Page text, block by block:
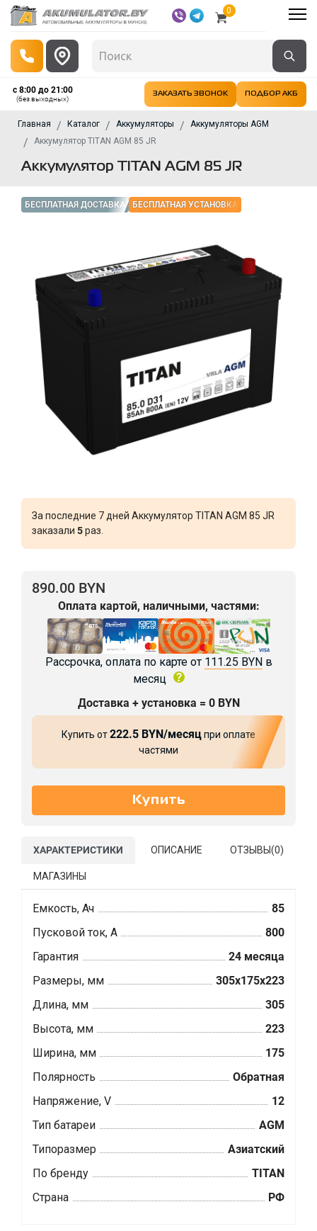
0
с 8:00 до 21:00
(без выходных)
ЗАКАЗАТЬ ЗВОНОК ПОДБОР АКБ
Главная Каталог Аккумуляторы
Аккумуляторы AGM
Аккумулятор TITAN AGM 85 JR
Аккумулятор TITAN AGM 85 JR
БЕСПЛАТНАЯ ДОСТАВКА БЕСПЛАТНАЯ УСТАНОВКА
За последние 7 дней Аккумулятор TITAN AGM 85 JR
заказали 5раз.
890.00 BYN
Оплата картой, наличными, частями:
Рассрочка, оплата по карте от 111.25 BYN в
месяц
Доставка + установка = 0 BYN
Купить от222.5 BYN/месяцпри оплате
частями
ХАРАКТЕРИСТИКИ ОПИСАНИЕ ОТЗЫВЫ(0)
МАГАЗИНЫ
Емкость, Ач
85
Пусковой ток, А
800
Гарантия
24 месяца
Размеры, мм
305х175х223
Длина, мм
305
Высота, мм
223
Ширина, мм
175
Полярность
Обратная
Напряжение, V
12
Тип батареи
AGM
Типоразмер
Азиатский
По бренду
TITAN
Страна
РФ